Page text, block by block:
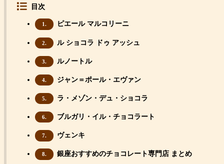
目次
1. ピエール マルコリーニ
2. ル ショコラ ドゥ アッシュ
3. ルノートル
4. ジャン＝ポール・エヴァン
5. ラ・メゾン・デュ・ショコラ
6. ブルガリ・イル・チョコラート
7. ヴェンキ
8. 銀座おすすめのチョコレート専門店 まとめ